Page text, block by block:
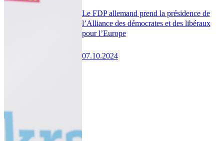
Le FDP allemand prend la présidence de
l’Alliance des démocrates et des libéraux
pour l’Europe
07.10.2024